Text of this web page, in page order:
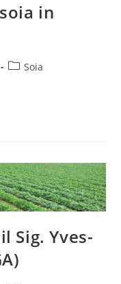
in
Soia
Sig. Yves-